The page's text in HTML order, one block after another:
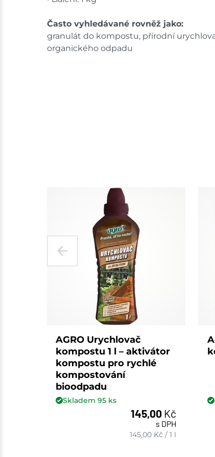
Často vyhledávané rovněž jako:
granulát do kompostu, přírodní
organického odpadu
AGRO Urychlovač
kompostu 1 l – aktivátor
kompostu pro rychlé
kompostování
bioodpadu
Skladem95 ks
145,00 Kč
s DPH
145,00 Kč /1 l